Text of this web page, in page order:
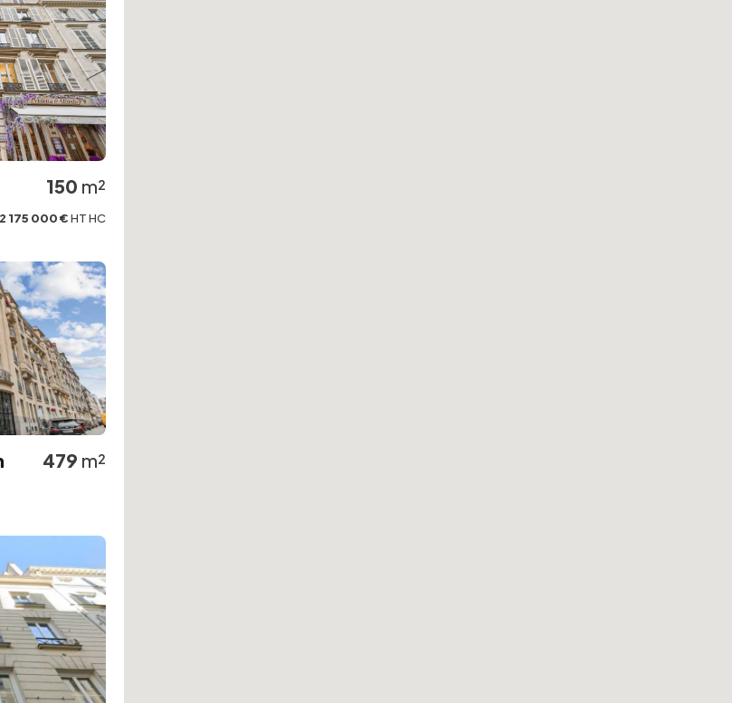
150 m²
2 175 000 €HT HC
479 m²